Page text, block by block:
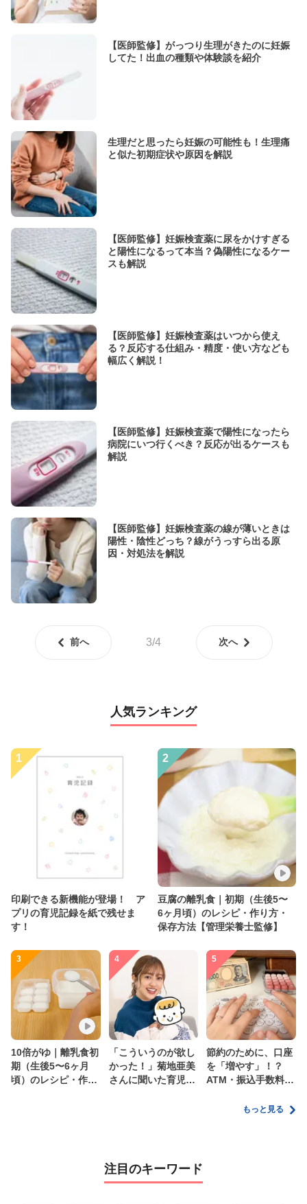
【医師監修】がっつり生理がきたのに妊娠
してた！出血の種類や体験談を紹介
生理だと思ったら妊娠の可能性も！生理痛
と似た初期症状や原因を解説
【医師監修】妊娠検査薬に尿をかけすぎる
と陽性になるって本当？偽陽性になるケー
スも解説
【医師監修】妊娠検査薬はいつから使え
る？反応する仕組み・精度・使い方なども
幅広く解説！
【医師監修】妊娠検査薬で陽性になったら
病院にいつ行くべき？反応が出るケースも
解説
【医師監修】妊娠検査薬の線が薄いときは
陽性・陰性どっち？線がうっすら出る原
因・対処法を解説
前へ 3/4 次へ
人気ランキング
1
印刷できる新機能が登場！ ア
プリの育児記録を紙で残せま
す！
2
豆腐の離乳食｜初期（生後5〜
6ヶ月頃）のレシピ・作り方・
保存方法【管理栄養士監修】
3
10倍がゆ｜離乳食初
期（生後5〜6ヶ月
頃）のレシピ・作り
4
「こういうのが欲し
かった！」菊地亜美
さんに聞いた育児
5
節約のために、口座
を「増やす」！？
ATM・振込手数料の
家計管理術もっと見る
注目のキーワード